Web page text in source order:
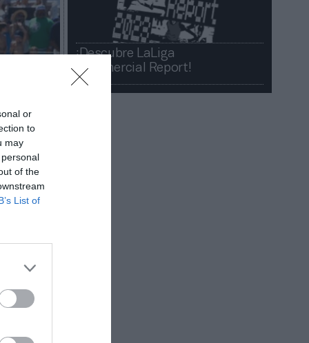
or
to
may
of the
List of
¡Descubre LaLiga
Commercial Report!​​